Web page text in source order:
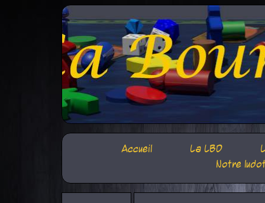
Accueil La LBD
Notre